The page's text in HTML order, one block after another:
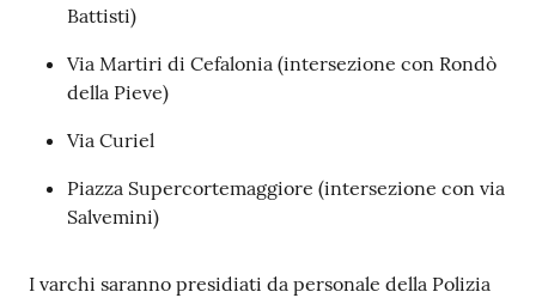
Battisti)
Via Martiri di Cefalonia (intersezione con Rondò
della Pieve)
Via Curiel
Piazza Supercortemaggiore (intersezione con via
Salvemini)
I varchi saranno presidiati da personale della Polizia